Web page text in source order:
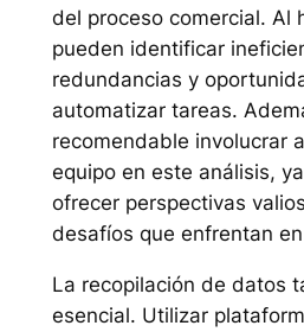
del proceso comercial. Al
pueden identificar
redundancias y
automatizar tareas.
recomendable involucrar
equipo en este análisis,
ofrecer perspectivas
desafíos que enfrentan
La recopilación de datos
esencial. Utilizar